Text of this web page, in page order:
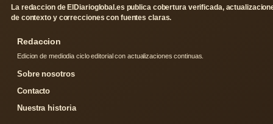
La redaccion de ElDiarioglobal.es publica cobertura verificada,
de contexto y correcciones con fuentes claras.
Redaccion
Edicion de mediodia ciclo editorial con actualizaciones continuas.
Sobre nosotros
Contacto
Nuestra historia